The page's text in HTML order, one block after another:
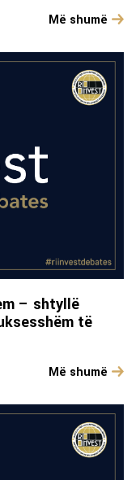
Më shumë
– shtyllë
të
Më shumë